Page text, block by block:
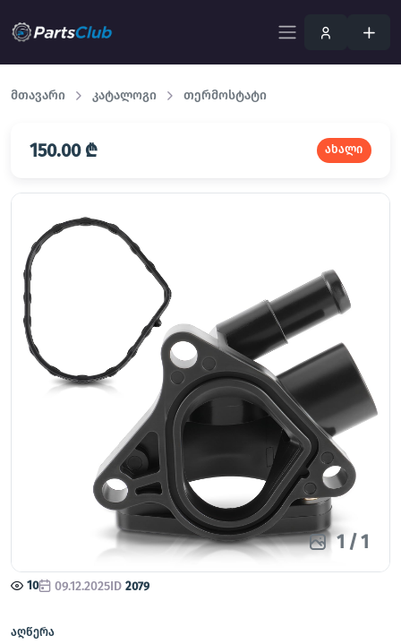
მთავარი კატალოგი თერმოსტატი
150.00 ₾ ახალი
1 /1
10 09.12.2025ID 2079
აღწერა